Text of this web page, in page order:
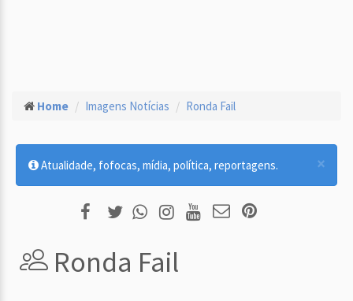
Home Imagens Notícias Ronda Fail
×
Atualidade, fofocas, mídia, política, reportagens.
Ronda Fail